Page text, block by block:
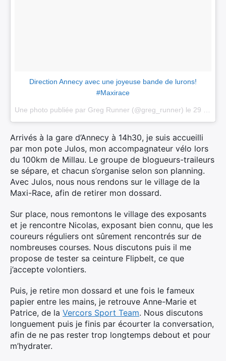
Direction Annecy avec une joyeuse bande de lurons!
#Maxirace
Une photo publiée par Greg Runner (@greg_runner) le 29 Mai 2015 à 2h29 PDT
Arrivés à la gare d’Annecy à 14h30, je suis accueilli
par mon pote Julos, mon accompagnateur vélo lors
du 100km de Millau. Le groupe de blogueurs-traileurs
se sépare, et chacun s’organise selon son planning.
Avec Julos, nous nous rendons sur le village de la
Maxi-Race, afin de retirer mon dossard.
Sur place, nous remontons le village des exposants
et je rencontre Nicolas, exposant bien connu, que les
coureurs réguliers ont sûrement rencontrés sur de
nombreuses courses. Nous discutons puis il me
propose de tester sa ceinture Flipbelt, ce que
j’accepte volontiers.
Puis, je retire mon dossard et une fois le fameux
papier entre les mains, je retrouve Anne-Marie et
Patrice, de la Vercors Sport Team. Nous discutons
longuement puis je finis par écourter la conversation,
afin de ne pas rester trop longtemps debout et pour
m’hydrater.